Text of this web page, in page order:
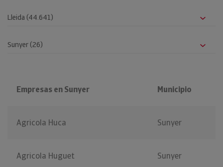
Empresas en Sunyer Municipio
Agricola Huca Sunyer
Agricola Huguet Sunyer